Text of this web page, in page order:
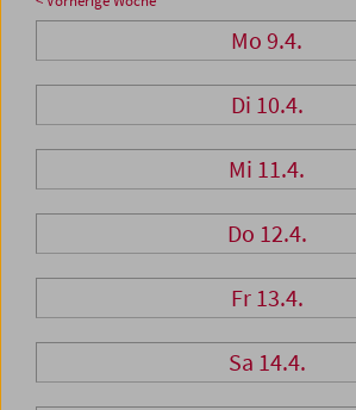
Mo 9.4.
Di 10.4.
Mi 11.4.
Do 12.4.
Fr 13.4.
Sa 14.4.